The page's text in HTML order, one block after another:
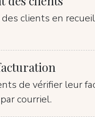
clients en
de vérifier leur
courriel.